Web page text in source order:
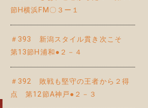
節H横浜FM〇３ー１
＃393 新潟スタイル貫き次こそ
第13節H浦和●２－４
＃392 敗戦も堅守の王者から２得
点 第12節A神戸●２－３